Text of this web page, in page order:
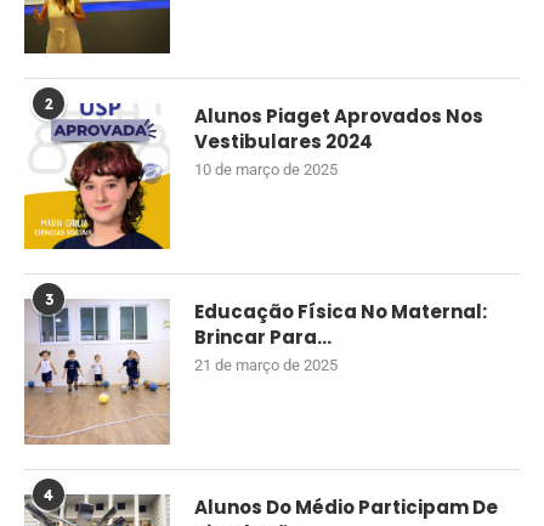
2
Alunos Piaget Aprovados Nos
Vestibulares 2024
10 de março de 2025
3
Educação Física No Maternal:
Brincar Para...
21 de março de 2025
4
Alunos Do Médio Participam De